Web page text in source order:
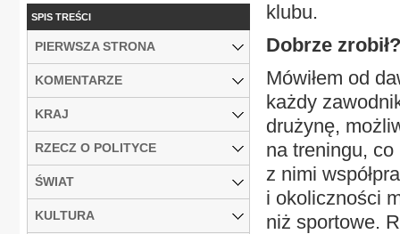
klubu.
Dobrze zrobił?
Mówiłem od
każdy
drużynę,
na treningu,
z nimi
i okoliczności
niż sportowe.
SPIS TREŚCI
PIERWSZA STRONA
KOMENTARZE
KRAJ
RZECZ O POLITYCE
ŚWIAT
KULTURA